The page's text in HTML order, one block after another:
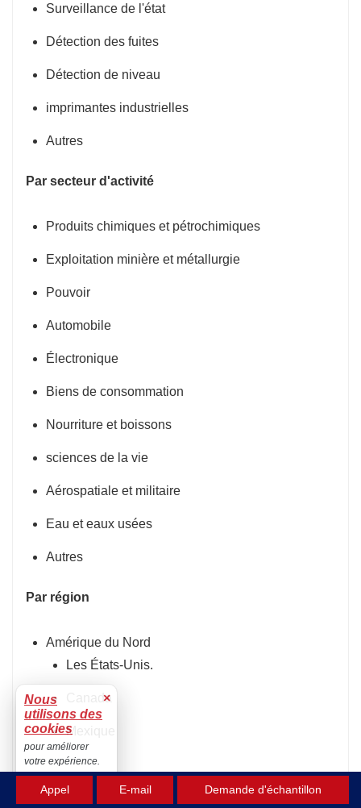
Surveillance de l'état
Détection des fuites
Détection de niveau
imprimantes industrielles
Autres
Par secteur d'activité
Produits chimiques et pétrochimiques
Exploitation minière et métallurgie
Pouvoir
Automobile
Électronique
Biens de consommation
Nourriture et boissons
sciences de la vie
Aérospatiale et militaire
Eau et eaux usées
Autres
Par région
Amérique du Nord
Les États-Unis.
Canada
Mexique
Europe
Europe occidentale
Appel E-mail Demande d'échantillon
Nous
utilisons des
cookies
×
pour améliorer
votre expérience.